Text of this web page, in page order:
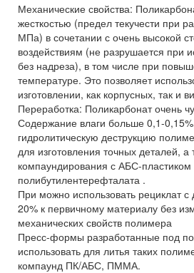
Механические свойства:
жесткостью (предел текучести при
МПа) в сочетании с очень высокой
воздействиям (не разрушается при
без надреза), в том числе при
температуре. Это позволяет
изготовлении, как корпусных, так и
Переработка: Поликарбонат очень
Содержание влаги больше 0,1-
гидролитическую деструкцию
для изготовления точных деталей, а
компаундирования с АБС-пластиком
полибутилентерефталата .
При можно использовать рециклат
20% к первичному материалу без
механических свойств полимера
Пресс-формы разработанные под
использовать для литья таких
компаунд ПК/АБС, ПММА.